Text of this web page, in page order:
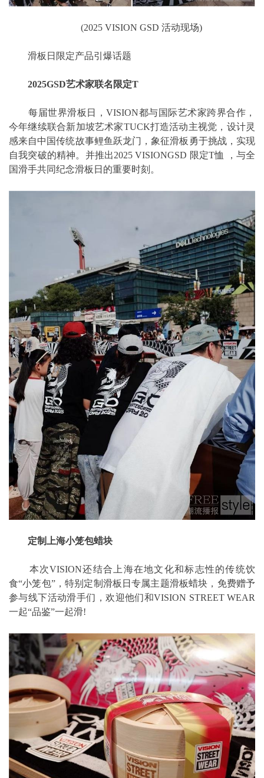
(2025 VISION GSD 活动现场)
滑板日限定产品引爆话题
2025GSD艺术家联名限定T
每届世界滑板日，VISION都与国际艺术家跨界合作，
今年继续联合新加坡艺术家TUCK打造活动主视觉，设计灵
感来自中国传统故事鲤鱼跃龙门，象征滑板勇于挑战，实现
自我突破的精神。并推出2025 VISIONGSD 限定T恤 ，与全
国滑手共同纪念滑板日的重要时刻。
定制上海小笼包蜡块
本次VISION还结合上海在地文化和标志性的传统饮
食“小笼包”，特别定制滑板日专属主题滑板蜡块，免费赠予
参与线下活动滑手们，欢迎他们和VISION STREET WEAR
一起“品鉴”一起滑!